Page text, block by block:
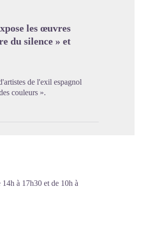
les œuvres
du silence » et
de l'exil espagnol
couleurs ».
à 17h30 et de 10h à